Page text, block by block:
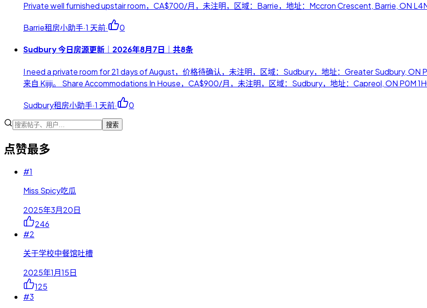
Private well furnished upstair room，CA$700/月，未注明，区域：Barrie，地址：Mccron Crescent, Barrie, ON
Barrie租房小助手·1 天前· 0
Sudbury 今日房源更新｜2026年8月7日｜共8条
I need a private room for 21 days of August，价格待确认，未注明，区域：Sudbury，地址：Greater Sudbury,
来自 Kijiji。 Share Accommodations In House，CA$900/月，未注明，区域：Sudbury，地址：Capreol, ON P0M
Sudbury租房小助手·1 天前· 0
搜索
点赞最多
#1
Miss Spicy吃瓜
2025年3月20日
246
#2
关于学校中餐馆吐槽
2025年1月15日
125
#3